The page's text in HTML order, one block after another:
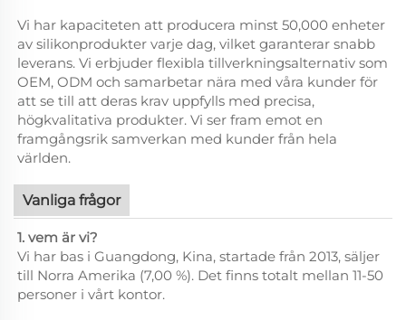
Vi har kapaciteten att producera minst 50,000 enheter
av silikonprodukter varje dag, vilket garanterar snabb
leverans. Vi erbjuder flexibla tillverkningsalternativ som
OEM, ODM och samarbetar nära med våra kunder för
att se till att deras krav uppfylls med precisa,
högkvalitativa produkter. Vi ser fram emot en
framgångsrik samverkan med kunder från hela
världen.
Vanliga frågor
1. vem är vi?
Vi har bas i Guangdong, Kina, startade från 2013, säljer
till Norra Amerika (7,00 %). Det finns totalt mellan 11-50
personer i vårt kontor.